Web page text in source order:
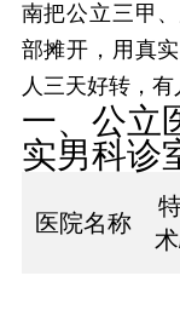
南把公立三甲
部摊开，用真
人三天好转，有
一、公立
实男科诊
医院名称